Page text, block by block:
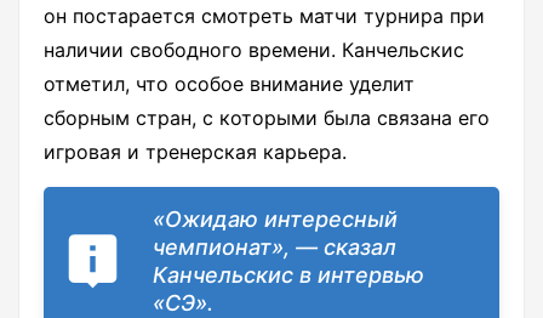
он постарается смотреть матчи турнира при
наличии свободного времени. Канчельскис
отметил, что особое внимание уделит
сборным стран, с которыми была связана его
игровая и тренерская карьера.
«Ожидаю интересный
чемпионат», — сказал
Канчельскис в интервью
«СЭ».